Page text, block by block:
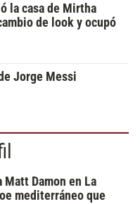
la casa de Mirtha
de look y ocupó
Jorge Messi
Damon en La
mediterráneo que